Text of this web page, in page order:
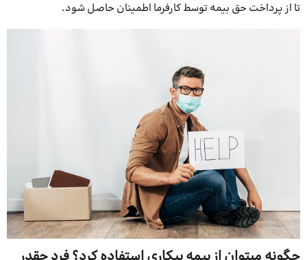
تا از پرداخت حق بیمه توسط کارفرما اطمینان حاصل شود.